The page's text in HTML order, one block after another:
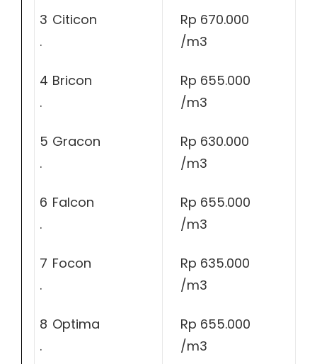
3
.
Citicon
Rp 670.000
/m3
4
.
Bricon
Rp 655.000
/m3
5
.
Gracon
Rp 630.000
/m3
6
.
Falcon
Rp 655.000
/m3
7
.
Focon
Rp 635.000
/m3
8
.
Optima
Rp 655.000
/m3